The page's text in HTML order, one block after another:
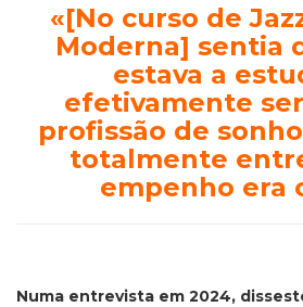
«[No curso de
Moderna] sentia
estava a
efetivamente
profissão de
totalmente
empenho era
Numa entrevista em 2024,